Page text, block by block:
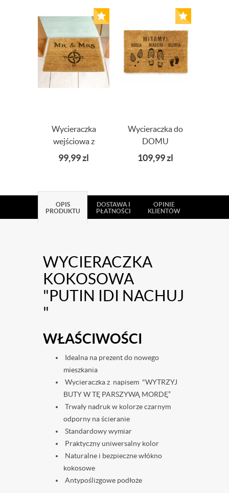
Wycieraczka
wejściowa z
nadrukiem Mr &
Mrs Podróżnicy
99,99zl
Wycieraczka do
DOMU
"WITAMY" +
TWOJE IMIONA
109,99zl
OPIS
PRODUKTU
DOSTAWA I
PŁATNOŚCI
OPINIE
KLIENTÓW
WYCIERACZKA
KOKOSOWA
"PUTIN IDI NACHUJ
"
WŁAŚCIWOŚCI
Idealna na prezent do nowego
mieszkania
Wycieraczka z napisem "WYTRZYJ
BUTY W TĘ PARSZYWĄ MORDĘ”
Trwały nadruk w kolorze czarnym
odporny na ścieranie
Standardowy wymiar
Praktyczny uniwersalny kolor
Naturalne i bezpieczne włókno
kokosowe
Antypoślizgowe podłoże